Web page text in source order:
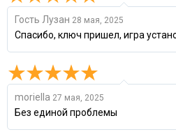
Гость Лузан 28 мая, 2025
Спасибо, ключ пришел, игра
moriella 27 мая, 2025
Без единой проблемы